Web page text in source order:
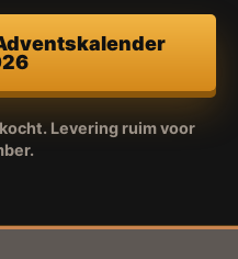
Levering ruim voor